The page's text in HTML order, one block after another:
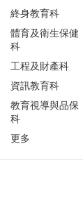
終身教育科
體育及衛生保健
科
工程及財產科
資訊教育科
教育視導與品保
科
更多